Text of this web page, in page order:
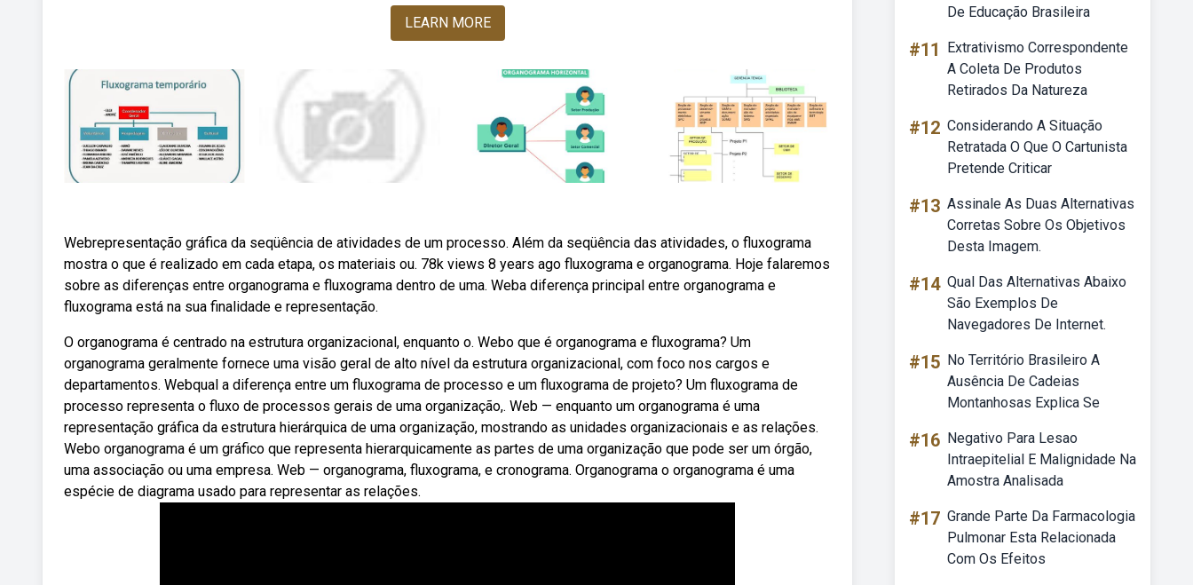
LEARN MORE
Webrepresentação gráfica da seqüência de atividades de um processo. Além da seqüência das atividades, o fluxograma
mostra o que é realizado em cada etapa, os materiais ou. 78k views 8 years ago fluxograma e organograma. Hoje falaremos
sobre as diferenças entre organograma e fluxograma dentro de uma. Weba diferença principal entre organograma e
fluxograma está na sua finalidade e representação.
O organograma é centrado na estrutura organizacional, enquanto o. Webo que é organograma e fluxograma? Um
organograma geralmente fornece uma visão geral de alto nível da estrutura organizacional, com foco nos cargos e
departamentos. Webqual a diferença entre um fluxograma de processo e um fluxograma de projeto? Um fluxograma de
processo representa o fluxo de processos gerais de uma organização,. Web — enquanto um organograma é uma
representação gráfica da estrutura hierárquica de uma organização, mostrando as unidades organizacionais e as relações.
Webo organograma é um gráfico que representa hierarquicamente as partes de uma organização que pode ser um órgão,
uma associação ou uma empresa. Web — organograma, fluxograma, e cronograma. Organograma o organograma é uma
espécie de diagrama usado para representar as relações.
De Educação Brasileira
#11
Extrativismo Correspondente
A Coleta De Produtos
Retirados Da Natureza
#12 Considerando A Situação
Retratada O Que O Cartunista
Pretende Criticar
#13 Assinale As Duas Alternativas
Corretas Sobre Os Objetivos
Desta Imagem.
#14 Qual Das Alternativas Abaixo
São Exemplos De
Navegadores De Internet.
#15 No Território Brasileiro A
Ausência De Cadeias
Montanhosas Explica Se
#16 Negativo Para Lesao
Intraepitelial E Malignidade Na
Amostra Analisada
#17 Grande Parte Da Farmacologia
Pulmonar Esta Relacionada
Com Os Efeitos